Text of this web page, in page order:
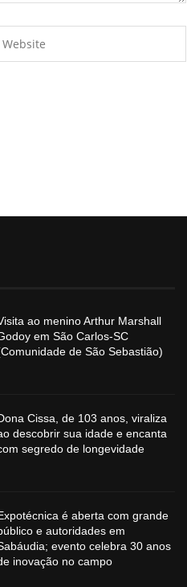
ao menino Arthur Marshall
em São Carlos-SC
de São Sebastião)
Cissa, de 103 anos, viraliza
descobrir sua idade e encanta
segredo de longevidade
é aberta com grande
e autoridades em
evento celebra 30 anos
inovação no campo